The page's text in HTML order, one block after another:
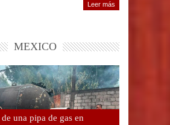
Leer más
MEXICO
una pipa de gas en